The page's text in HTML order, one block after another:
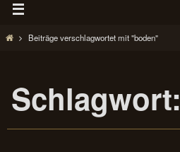
StartBeiträge verschlagwortet mit "boden"
Schlagwort: